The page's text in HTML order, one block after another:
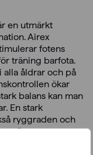
en utmärkt
Airex
fotens
träning barfota.
alla åldrar och på
ökar
balans kan man
En stark
ryggraden och
vara fördelaktig